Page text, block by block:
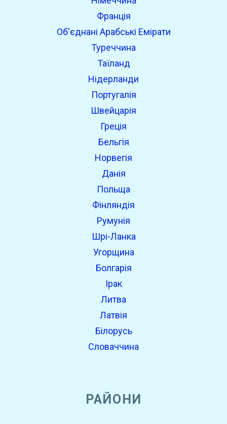
Франція
Об'єднані Арабські Емірати
Туреччина
Таїланд
Нідерланди
Португалія
Швейцарія
Греція
Бельгія
Норвегія
Данія
Польща
Фінляндія
Румунія
Шрі-Ланка
Угорщина
Болгарія
Ірак
Литва
Латвія
Білорусь
Словаччина
РАЙОНИ